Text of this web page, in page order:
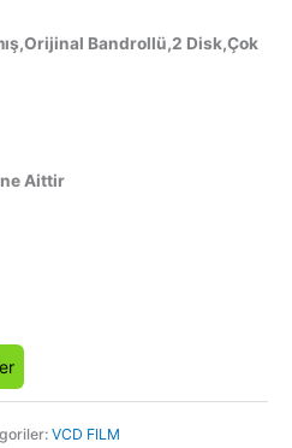
Bandrollü,2 Disk,Çok
Aittir
VCD FILM